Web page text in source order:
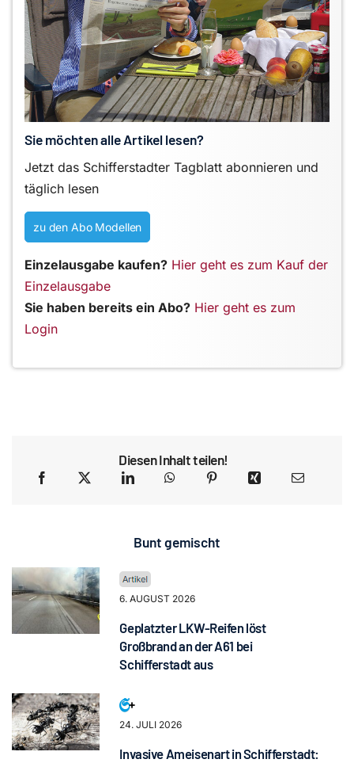
Sie möchten alle Artikel lesen?
Jetzt das Schifferstadter Tagblatt abonnieren und
täglich lesen
zu den Abo Modellen
Einzelausgabe kaufen? Hier geht es zum Kauf der
Einzelausgabe
Sie haben bereits ein Abo? Hier geht es zum
Login
Diesen Inhalt teilen!
Bunt gemischt
6. AUGUST 2026
Geplatzter LKW-Reifen löst
Großbrand an der A61 bei
Schifferstadt aus
24. JULI 2026
Invasive Ameisenart in Schifferstadt: